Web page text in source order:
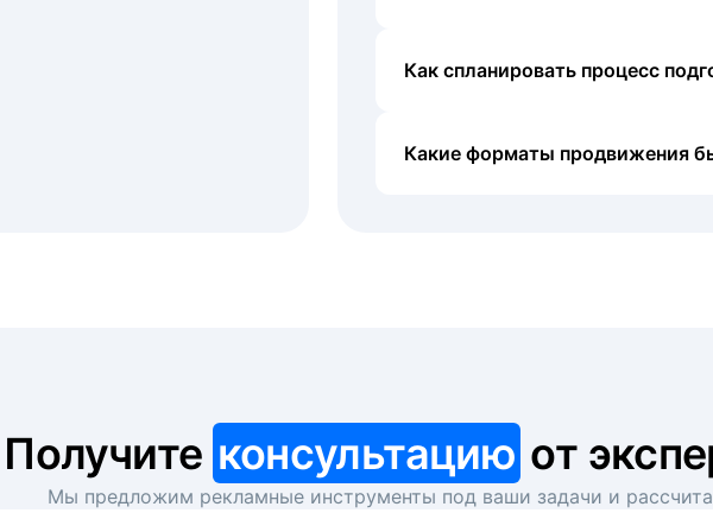
Как спланировать процесс
Какие форматы продвижения
Получите консультацию от
Мы предложим рекламные инструменты под ваши задачи и